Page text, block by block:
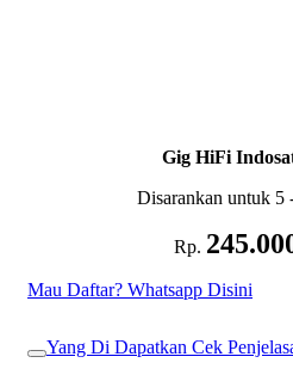
Gig HiFi
Disarankan untuk 5
Rp.
Mau Daftar? Whatsapp Disini
Yang Di Dapatkan Cek